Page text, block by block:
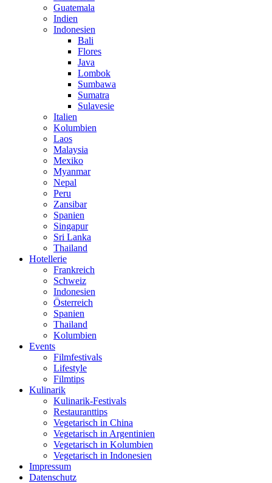
Guatemala
Indien
Indonesien
Bali
Flores
Java
Lombok
Sumbawa
Sumatra
Sulavesie
Italien
Kolumbien
Laos
Malaysia
Mexiko
Myanmar
Nepal
Peru
Zansibar
Spanien
Singapur
Sri Lanka
Thailand
Hotellerie
Frankreich
Schweiz
Indonesien
Österreich
Spanien
Thailand
Kolumbien
Events
Filmfestivals
Lifestyle
Filmtips
Kulinarik
Kulinarik-Festivals
Restauranttips
Vegetarisch in China
Vegetarisch in Argentinien
Vegetarisch in Kolumbien
Vegetarisch in Indonesien
Impressum
Datenschutz